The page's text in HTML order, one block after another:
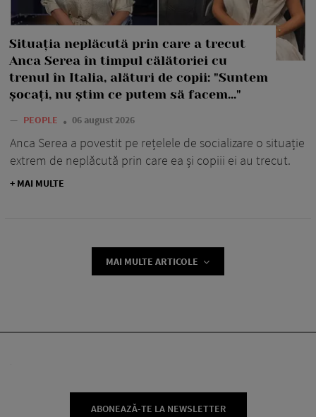
Situația neplăcută prin care a trecut
Anca Serea în timpul călătoriei cu
trenul în Italia, alături de copii: "Suntem
șocați, nu știm ce putem să facem..."
— PEOPLE 06 august 2026
Anca Serea a povestit pe rețelele de socializare o situație
extrem de neplăcută prin care ea și copiii ei au trecut.
+ MAI MULTE
MAI MULTE ARTICOLE
ABONEAZĂ-TE LA NEWSLETTER